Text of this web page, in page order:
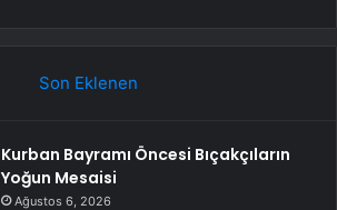
Son Eklenen
Kurban Bayramı Öncesi Bıçakçıların
Yoğun Mesaisi
Ağustos 6, 2026